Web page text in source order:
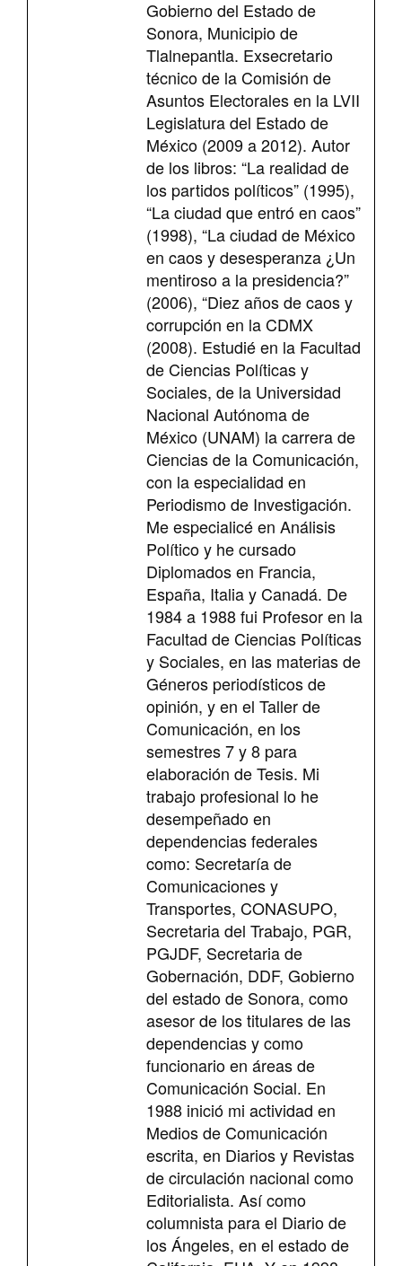
Gobierno del Estado de
Sonora, Municipio de
Tlalnepantla. Exsecretario
técnico de la Comisión de
Asuntos Electorales en la LVII
Legislatura del Estado de
México (2009 a 2012). Autor
de los libros: “La realidad de
los partidos políticos” (1995),
“La ciudad que entró en caos”
(1998), “La ciudad de México
en caos y desesperanza ¿Un
mentiroso a la presidencia?”
(2006), “Diez años de caos y
corrupción en la CDMX
(2008). Estudié en la Facultad
de Ciencias Políticas y
Sociales, de la Universidad
Nacional Autónoma de
México (UNAM) la carrera de
Ciencias de la Comunicación,
con la especialidad en
Periodismo de Investigación.
Me especialicé en Análisis
Político y he cursado
Diplomados en Francia,
España, Italia y Canadá. De
1984 a 1988 fui Profesor en la
Facultad de Ciencias Políticas
y Sociales, en las materias de
Géneros periodísticos de
opinión, y en el Taller de
Comunicación, en los
semestres 7 y 8 para
elaboración de Tesis. Mi
trabajo profesional lo he
desempeñado en
dependencias federales
como: Secretaría de
Comunicaciones y
Transportes, CONASUPO,
Secretaria del Trabajo, PGR,
PGJDF, Secretaria de
Gobernación, DDF, Gobierno
del estado de Sonora, como
asesor de los titulares de las
dependencias y como
funcionario en áreas de
Comunicación Social. En
1988 inició mi actividad en
Medios de Comunicación
escrita, en Diarios y Revistas
de circulación nacional como
Editorialista. Así como
columnista para el Diario de
los Ángeles, en el estado de